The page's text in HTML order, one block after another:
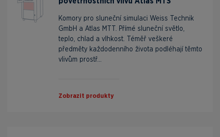
Komory pro sluneční simulaci Weiss Technik
GmbH a Atlas MTT. Přímé sluneční světlo,
teplo, chlad a vlhkost. Téměř veškeré
předměty každodenního života podléhají těmto
vlivům prostř...
Zobrazit produkty